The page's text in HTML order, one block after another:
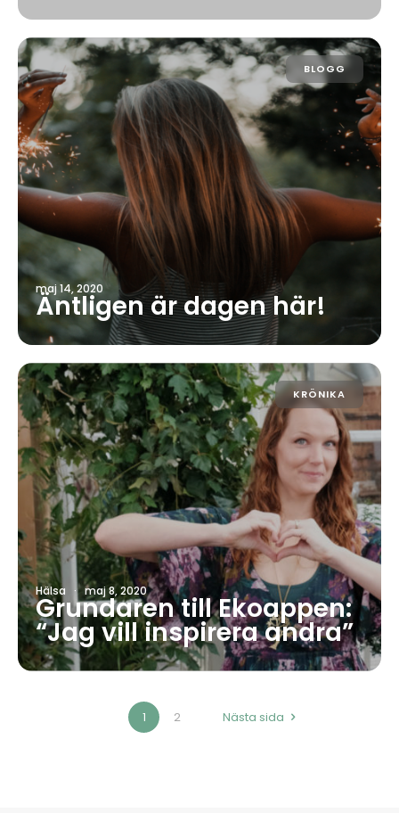
BLOGG
maj 14, 2020
Äntligen är dagen här!
KRÖNIKA
Hälsa · maj 8, 2020
Grundaren till Ekoappen:
“Jag vill inspirera andra”
1 2 Nästa sida